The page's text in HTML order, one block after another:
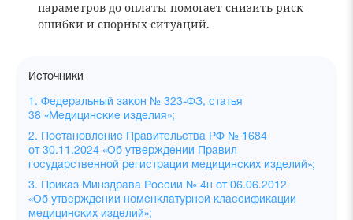
параметров до оплаты помогает снизить риск
ошибки и спорных ситуаций.
Источники
1. Федеральный закон № 323-ФЗ, статья
38 «Медицинские изделия»;
2. Постановление Правительства РФ № 1684
от 30.11.2024 «Об утверждении Правил
государственной регистрации медицинских изделий»;
3. Приказ Минздрава России № 4н от 06.06.2012
«Об утверждении номенклатурной классификации
медицинских изделий»;